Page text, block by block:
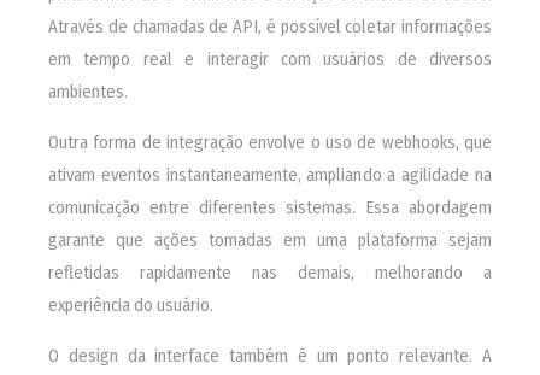
Através de chamadas de API, é possível coletar informações
em tempo real e interagir com usuários de diversos
ambientes.
Outra forma de integração envolve o uso de webhooks, que
ativam eventos instantaneamente, ampliando a agilidade na
comunicação entre diferentes sistemas. Essa abordagem
garante que ações tomadas em uma plataforma sejam
refletidas rapidamente nas demais, melhorando a
experiência do usuário.
O design da interface também é um ponto relevante. A